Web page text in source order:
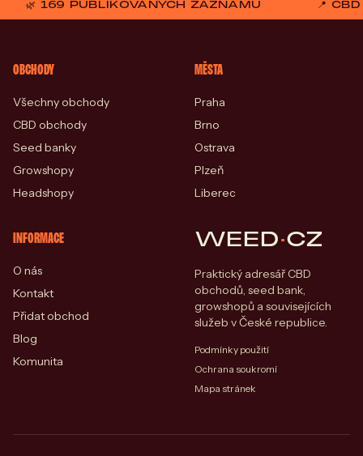
🌿 169 PUBLIKOVANÝCH ZÁZNAMŮ 📍
OBCHODY
Všechny obchody
CBD obchody
Seed banky
Growshopy
Headshopy
MĚSTA
Praha
Brno
Ostrava
Plzeň
Liberec
INFORMACE
O nás
Kontakt
Přidat obchod
Blog
Komunita
WEED·CZ
Praktický adresář CBD
obchodů, seed bank,
growshopů a souvisejících
služeb v České republice.
Podmínky použití
Ochrana soukromí
Mapa stránek